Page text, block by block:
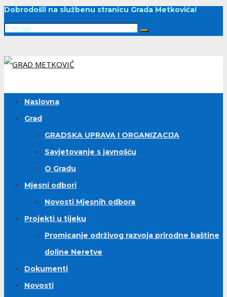
Dobrodošli na službenu stranicu Grada Metkovića!
Naslovna
Grad
GRADSKA UPRAVA I ORGANIZACIJA
Savjetovanje s javnošću
O Gradu
Mjesni odbori
Novosti Mjesnih odbora
Projekti u tijeku
Promicanje održivog razvoja prirodne baštine
doline Neretve
Dokumenti
Novosti